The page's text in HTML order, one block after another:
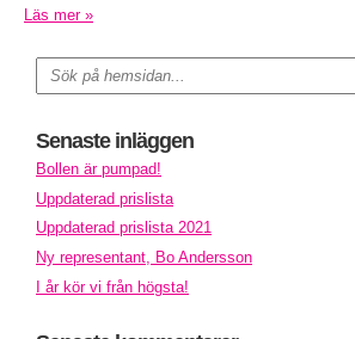
Läs mer »
Senaste inläggen
Bollen är pumpad!
Uppdaterad prislista
Uppdaterad prislista 2021
Ny representant, Bo Andersson
I år kör vi från högsta!